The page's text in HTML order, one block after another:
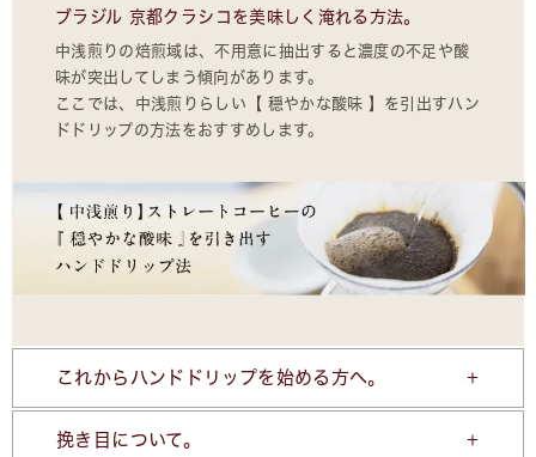
ブラジル 京都クラシコを美味しく淹れる方法。
中浅煎りの焙煎域は、不用意に抽出すると濃度の不足や酸
味が突出してしまう傾向があります。
ここでは、中浅煎りらしい【 穏やかな酸味 】を引出すハン
ドドリップの方法をおすすめします。
これからハンドドリップを始める方へ。
挽き目について。